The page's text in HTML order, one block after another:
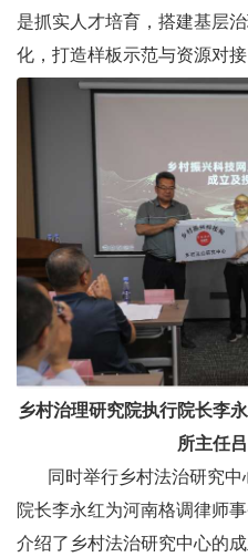
是抓实人才培育，搭建基层
化，打造样板示范与资源对接
乡村治理研究院执行院长李
所主任
同时举行乡村法治研究中
院长李永红为河南格调律师
介绍了乡村法治研究中心的